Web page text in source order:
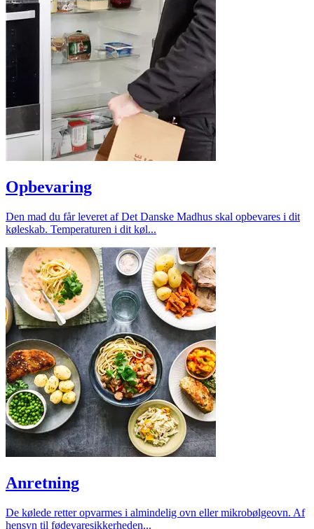
Opbevaring
Den mad du får leveret af Det Danske Madhus skal opbevares i dit
køleskab. Temperaturen i dit køl...
Anretning
De kølede retter opvarmes i almindelig ovn eller mikrobølgeovn. Af
hensyn til fødevaresikkerheden...